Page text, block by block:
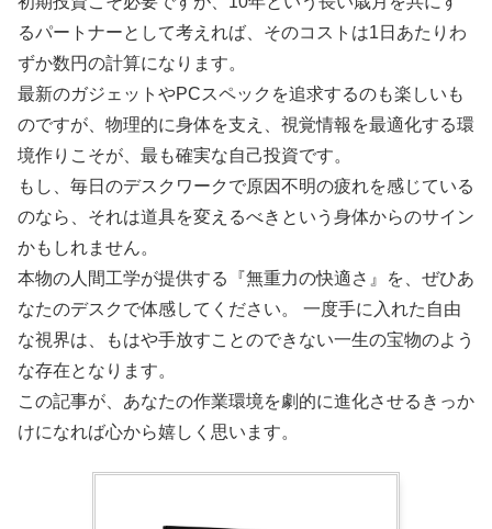
るパートナーとして考えれば、そのコストは1日あたりわ
ずか数円の計算になります。
最新のガジェットやPCスペックを追求するのも楽しいも
のですが、物理的に身体を支え、視覚情報を最適化する環
境作りこそが、最も確実な自己投資です。
もし、毎日のデスクワークで原因不明の疲れを感じている
のなら、それは道具を変えるべきという身体からのサイン
かもしれません。
本物の人間工学が提供する『無重力の快適さ』を、ぜひあ
なたのデスクで体感してください。 一度手に入れた自由
な視界は、もはや手放すことのできない一生の宝物のよう
な存在となります。
この記事が、あなたの作業環境を劇的に進化させるきっか
けになれば心から嬉しく思います。